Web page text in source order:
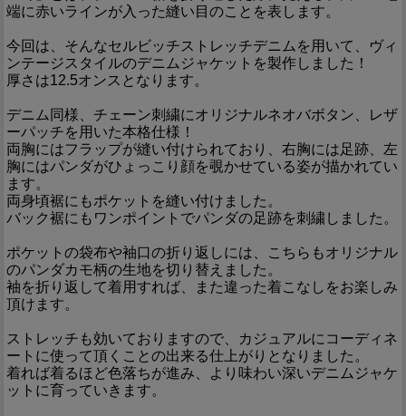
端に赤いラインが入った縫い目のことを表します。
今回は、そんなセルビッチストレッチデニムを用いて、ヴィ
ンテージスタイルのデニムジャケットを製作しました！
厚さは12.5オンスとなります。
デニム同様、チェーン刺繍にオリジナルネオバボタン、レザ
ーパッチを用いた本格仕様！
両胸にはフラップが縫い付けられており、右胸には足跡、左
胸にはパンダがひょっこり顔を覗かせている姿が描かれてい
ます。
両身頃裾にもポケットを縫い付けました。
バック裾にもワンポイントでパンダの足跡を刺繍しました。
ポケットの袋布や袖口の折り返しには、こちらもオリジナル
のパンダカモ柄の生地を切り替えました。
袖を折り返して着用すれば、また違った着こなしをお楽しみ
頂けます。
ストレッチも効いておりますので、カジュアルにコーディネ
ートに使って頂くことの出来る仕上がりとなりました。
着れば着るほど色落ちが進み、より味わい深いデニムジャケ
ットに育っていきます。